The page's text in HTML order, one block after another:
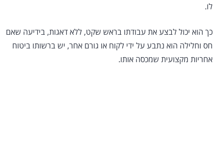
לו.
כך הוא יכול לבצע את עבודתו בראש שקט, ללא דאגות, בידיעה שאם
חס וחלילה הוא נתבע על ידי לקוח או גורם אחר, יש ברשותו ביטוח
אחריות מקצועית שמכסה אותו.